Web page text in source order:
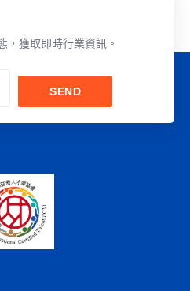
，獲取即時行業資訊。
SEND